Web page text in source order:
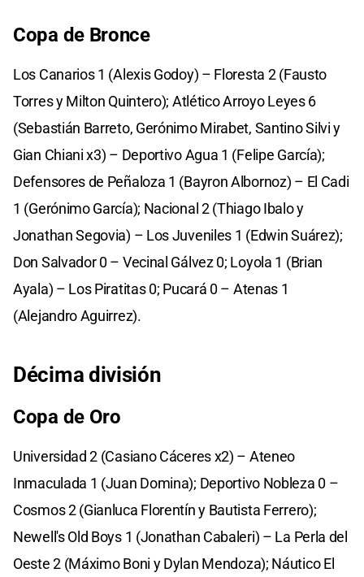
Copa de Bronce
Los Canarios 1 (Alexis Godoy) – Floresta 2 (Fausto
Torres y Milton Quintero); Atlético Arroyo Leyes 6
(Sebastián Barreto, Gerónimo Mirabet, Santino Silvi y
Gian Chiani x3) – Deportivo Agua 1 (Felipe García);
Defensores de Peñaloza 1 (Bayron Albornoz) – El Cadi
1 (Gerónimo García); Nacional 2 (Thiago Ibalo y
Jonathan Segovia) – Los Juveniles 1 (Edwin Suárez);
Don Salvador 0 – Vecinal Gálvez 0; Loyola 1 (Brian
Ayala) – Los Piratitas 0; Pucará 0 – Atenas 1
(Alejandro Aguirrez).
Décima división
Copa de Oro
Universidad 2 (Casiano Cáceres x2) – Ateneo
Inmaculada 1 (Juan Domina); Deportivo Nobleza 0 –
Cosmos 2 (Gianluca Florentín y Bautista Ferrero);
Newell's Old Boys 1 (Jonathan Cabaleri) – La Perla del
Oeste 2 (Máximo Boni y Dylan Mendoza); Náutico El